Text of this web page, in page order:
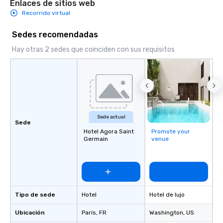
Enlaces de sitios web
Recorrido virtual
Sedes recomendadas
Hay otras 2 sedes que coinciden con sus requisitos
Sede
Tipo de sede
Ubicación
Sede actual
Hotel Agora Saint
Germain
Hotel
París, FR
Promote your
venue
Hotel de lujo
Washington, US